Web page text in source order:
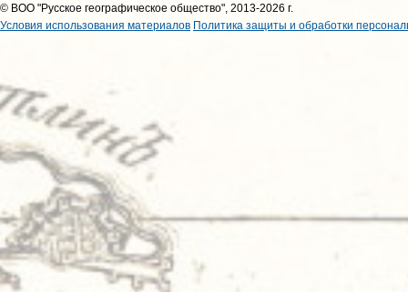
© ВОО "Русское географическое общество", 2013-2026 г.
Условия использования материалов Политика защиты и обработки